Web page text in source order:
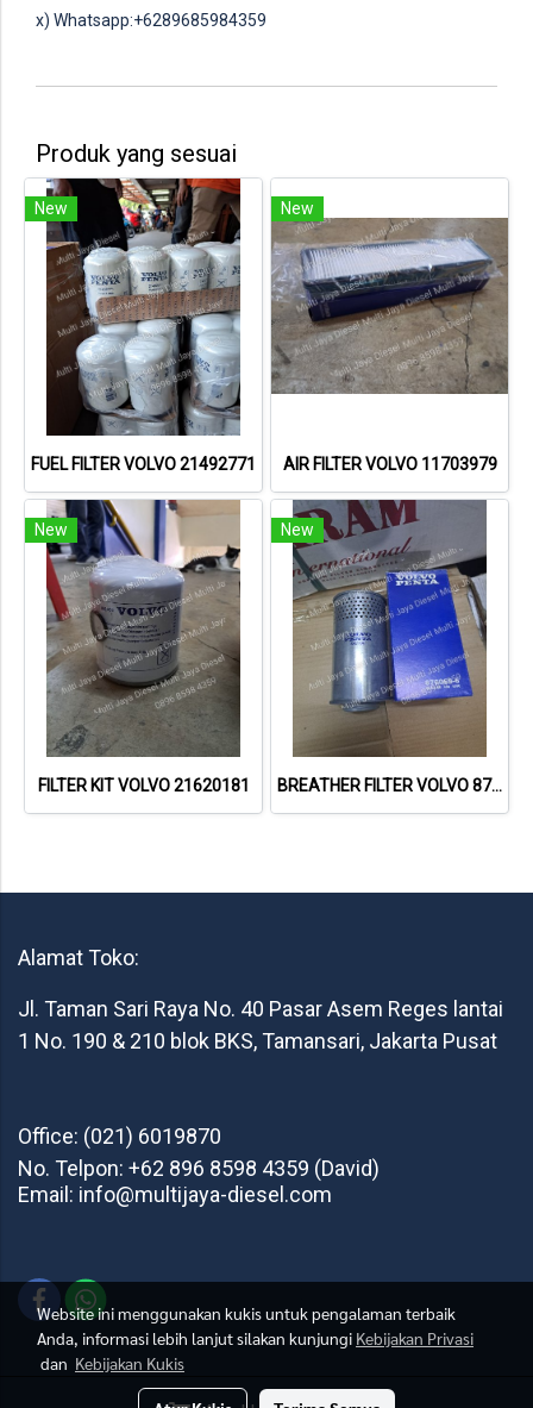
x) Whatsapp:+6289685984359
Produk yang sesuai
New
FUEL FILTER VOLVO 21492771
New
AIR FILTER VOLVO 11703979
New
FILTER KIT VOLVO 21620181
New
BREATHER FILTER VOLVO 8760696 / 843736
Alamat Toko:
Jl. Taman Sari Raya No. 40 Pasar Asem Reges lantai
1 No. 190 & 210 blok BKS, Tamansari, Jakarta Pusat
Office: (021) 6019870
No. Telpon: +62 896 8598 4359 (David)
Email: info@multijaya-diesel.com
Multi Jaya Diesel © 2021 All Rights Reserved
Website ini menggunakan kukis untuk pengalaman terbaik
Anda, informasi lebih lanjut silakan kunjungi Kebijakan Privasi
dan Kebijakan Kukis